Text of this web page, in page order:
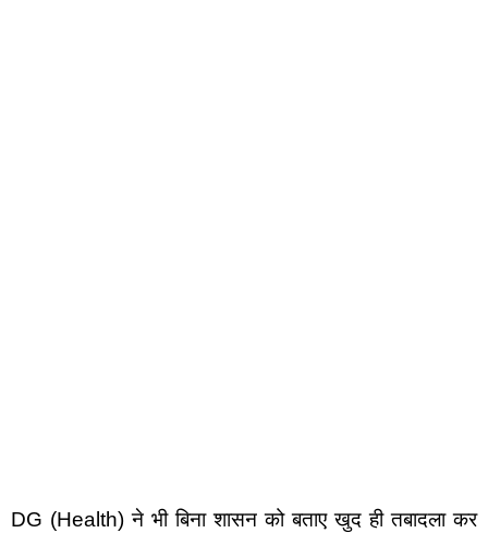
DG (Health) ने भी बिना शासन को बताए खुद ही तबादला कर